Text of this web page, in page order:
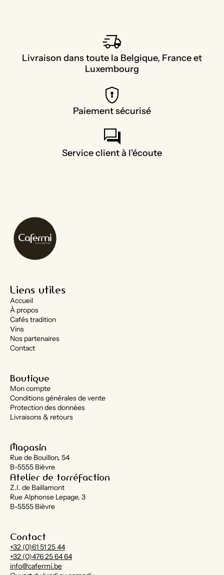
delivery_truck_speed
Livraison dans toute la Belgique, France et
Luxembourg
encrypted
Paiement sécurisé
forum
Service client à l'écoute
Liens utiles
Accueil
À propos
Cafés tradition
Vins
Nos partenaires
Contact
Boutique
Mon compte
Conditions générales de vente
Protection des données
Livraisons & retours
Magasin
Rue de Bouillon, 54
B-5555 Bièvre
Atelier de torréfaction
Z.I. de Baillamont
Rue Alphonse Lepage, 3
B-5555 Bièvre
Contact
+32 (0)61 51 25 44
+32 (0)476 25 64 64
info@cafermi.be